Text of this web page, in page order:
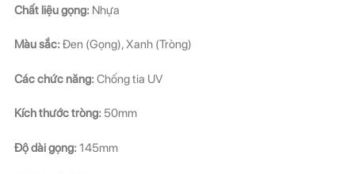
Chất liệu gọng: Nhựa
Màu sắc:Đen (Gọng), Xanh (Tròng)
Các chức năng:Chống tia UV
Kích thước tròng: 50mm
Độ dài gọng:145mm